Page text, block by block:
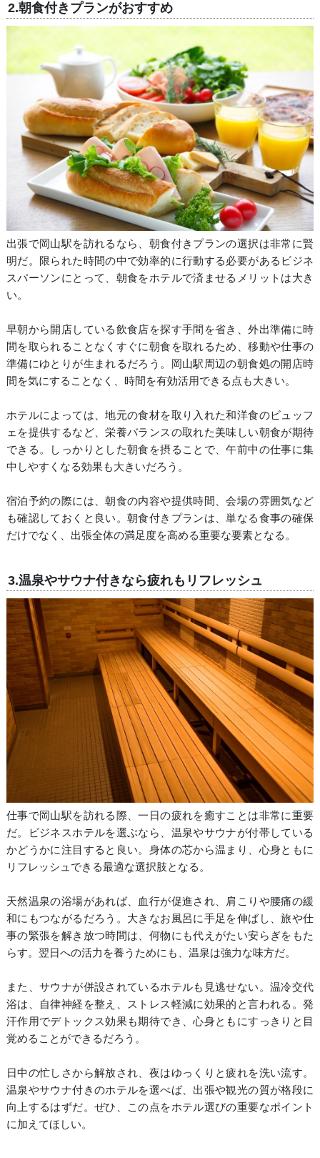
2.朝食付きプランがおすすめ
出張で岡山駅を訪れるなら、朝食付きプランの選択は非常に賢
明だ。限られた時間の中で効率的に行動する必要があるビジネ
スパーソンにとって、朝食をホテルで済ませるメリットは大き
い。
早朝から開店している飲食店を探す手間を省き、外出準備に時
間を取られることなくすぐに朝食を取れるため、移動や仕事の
準備にゆとりが生まれるだろう。岡山駅周辺の朝食処の開店時
間を気にすることなく、時間を有効活用できる点も大きい。
ホテルによっては、地元の食材を取り入れた和洋食のビュッフ
ェを提供するなど、栄養バランスの取れた美味しい朝食が期待
できる。しっかりとした朝食を摂ることで、午前中の仕事に集
中しやすくなる効果も大きいだろう。
宿泊予約の際には、朝食の内容や提供時間、会場の雰囲気など
も確認しておくと良い。朝食付きプランは、単なる食事の確保
だけでなく、出張全体の満足度を高める重要な要素となる。
3.温泉やサウナ付きなら疲れもリフレッシュ
仕事で岡山駅を訪れる際、一日の疲れを癒すことは非常に重要
だ。ビジネスホテルを選ぶなら、温泉やサウナが付帯している
かどうかに注目すると良い。身体の芯から温まり、心身ともに
リフレッシュできる最適な選択肢となる。
天然温泉の浴場があれば、血行が促進され、肩こりや腰痛の緩
和にもつながるだろう。大きなお風呂に手足を伸ばし、旅や仕
事の緊張を解き放つ時間は、何物にも代えがたい安らぎをもた
らす。翌日への活力を養うためにも、温泉は強力な味方だ。
また、サウナが併設されているホテルも見逃せない。温冷交代
浴は、自律神経を整え、ストレス軽減に効果的と言われる。発
汗作用でデトックス効果も期待でき、心身ともにすっきりと目
覚めることができるだろう。
日中の忙しさから解放され、夜はゆっくりと疲れを洗い流す。
温泉やサウナ付きのホテルを選べば、出張や観光の質が格段に
向上するはずだ。ぜひ、この点をホテル選びの重要なポイント
に加えてほしい。